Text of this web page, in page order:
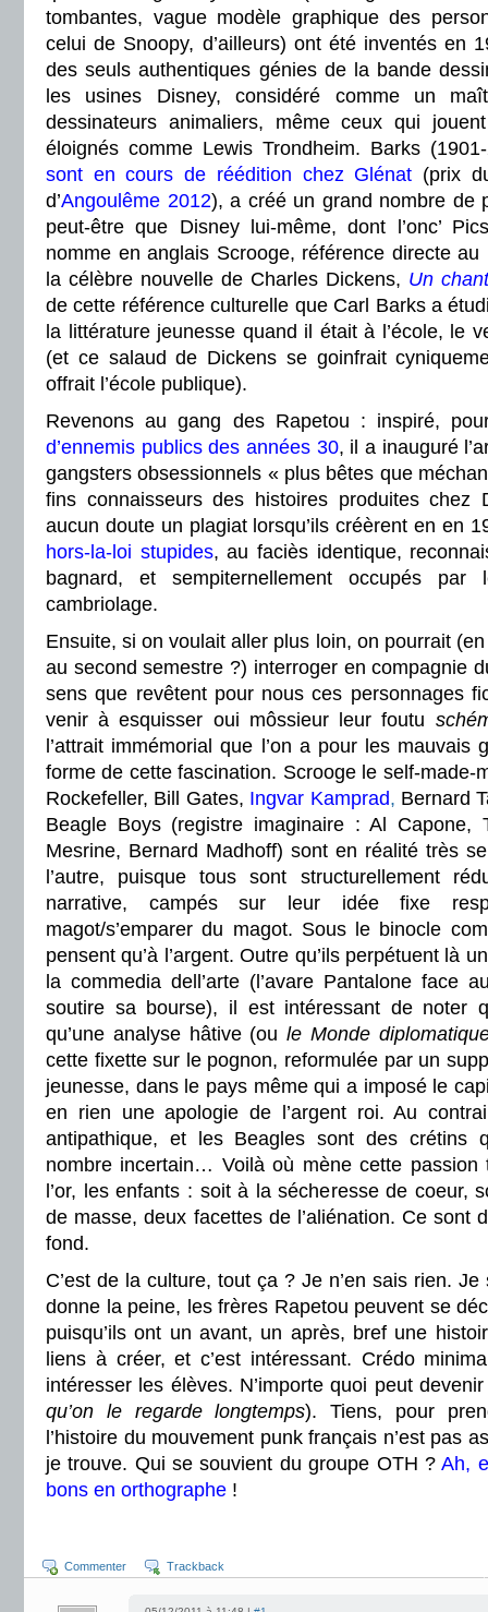
tombantes, vague modèle graphique des
celui de Snoopy, d’ailleurs) ont été inventés en
des seuls authentiques génies de la bande
les usines Disney, considéré comme un
dessinateurs animaliers, même ceux qui
éloignés comme Lewis Trondheim. Barks
sont en cours de réédition chez Glénat (prix
d’Angoulême 2012), a créé un grand nombre de
peut-être que Disney lui-même, dont l’onc’
nomme en anglais Scrooge, référence directe
la célèbre nouvelle de Charles Dickens, Un
de cette référence culturelle que Carl Barks a
la littérature jeunesse quand il était à l’école, le
(et ce salaud de Dickens se goinfrait
offrait l’école publique).
Revenons au gang des Rapetou : inspiré,
d’ennemis publics des années 30, il a inauguré
gangsters obsessionnels « plus bêtes que
fins connaisseurs des histoires produites chez
aucun doute un plagiat lorsqu’ils créèrent en en
hors-la-loi stupides, au faciès identique,
bagnard, et sempiternellement occupés
cambriolage.
Ensuite, si on voulait aller plus loin, on pourrait
au second semestre ?) interroger en compagnie
sens que revêtent pour nous ces personnages
venir à esquisser oui môssieur leur foutu
l’attrait immémorial que l’on a pour les mauvais
forme de cette fascination. Scrooge le self-made-
Rockefeller, Bill Gates, Ingvar Kamprad, Bernard
Beagle Boys (registre imaginaire : Al Capone,
Mesrine, Bernard Madhoff) sont en réalité très
l’autre, puisque tous sont structurellement
narrative, campés sur leur idée fixe
magot/s’emparer du magot. Sous le binocle
pensent qu’à l’argent. Outre qu’ils perpétuent là
la commedia dell’arte (l’avare Pantalone face
soutire sa bourse), il est intéressant de noter
qu’une analyse hâtive (oule Monde
cette fixette sur le pognon, reformulée par un
jeunesse, dans le pays même qui a imposé le
en rien une apologie de l’argent roi. Au
antipathique, et les Beagles sont des crétins
nombre incertain… Voilà où mène cette passion
l’or, les enfants : soit à la sécheresse de coeur,
de masse, deux facettes de l’aliénation. Ce sont
fond.
C’est de la culture, tout ça ? Je n’en sais rien.
donne la peine, les frères Rapetou peuvent se
puisqu’ils ont un avant, un après, bref une
liens à créer, et c’est intéressant. Crédo
intéresser les élèves. N’importe quoi peut
qu’on le regarde longtemps). Tiens, pour
l’histoire du mouvement punk français n’est pas
je trouve. Qui se souvient du groupe OTH ?Ah,
bons en orthographe !
Commenter Trackback